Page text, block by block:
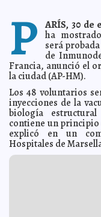
2013-02-01 05:10:16 Ataque de
Tere Menéndez Monforte
2013-02-01 05:07:01 Explosión
2013-01-31 18:02:47 Explosión
A7
2013-01-31 08:33:25
laboralA7
2013-01-31 08:30:00 Air
Monforte
2013-01-31 08:26:10 Todo listo
2013-01-31 08:19:59
P ARÍS, 30 de
ha
será
de
Francia, anunció el
la ciudad (AP-HM).
Los 48 voluntarios
inyecciones de la
biología
contiene un principio
explicó en un
Hospitales de